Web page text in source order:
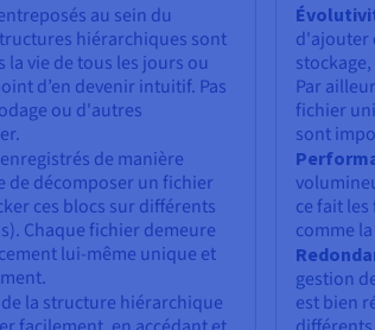
au sein du
hiérarchiques sont
vie de tous les jours ou
d’en devenir intuitif. Pas
ou d'autres
de manière
de décomposer un fichier
ces blocs sur différents
Chaque fichier demeure
lui-même unique et
la structure hiérarchique
d'ajouter
Par
fichier
sont
ce fait
comme
gestion
est bien